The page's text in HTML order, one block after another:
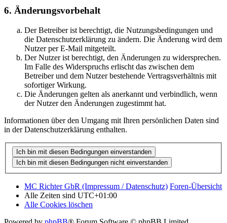
6. Änderungsvorbehalt
Der Betreiber ist berechtigt, die Nutzungsbedingungen und
die Datenschutzerklärung zu ändern. Die Änderung wird dem
Nutzer per E-Mail mitgeteilt.
Der Nutzer ist berechtigt, den Änderungen zu widersprechen.
Im Falle des Widerspruchs erlischt das zwischen dem
Betreiber und dem Nutzer bestehende Vertragsverhältnis mit
sofortiger Wirkung.
Die Änderungen gelten als anerkannt und verbindlich, wenn
der Nutzer den Änderungen zugestimmt hat.
Informationen über den Umgang mit Ihren persönlichen Daten sind
in der Datenschutzerklärung enthalten.
MC Richter GbR (Impressum / Datenschutz) Foren-Übersicht
Alle Zeiten sind UTC+01:00
Alle Cookies löschen